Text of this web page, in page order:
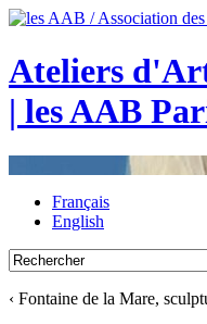
Ateliers
| les AAB
Français
English
‹ Fontaine de la Mare,